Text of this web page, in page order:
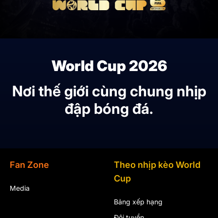
World Cup 2026
Nơi thế giới cùng chung nhịp
đập bóng đá.
Fan Zone
Media
Theo nhịp kèo World
Cup
Bảng xếp hạng